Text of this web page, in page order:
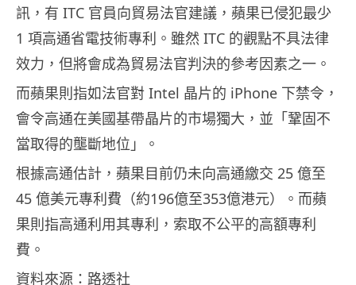
訊，有 ITC 官員向貿易法官建議，蘋果已侵犯最少
1 項高通省電技術專利。雖然 ITC 的觀點不具法律
效力，但將會成為貿易法官判決的參考因素之一。
而蘋果則指如法官對 Intel 晶片的 iPhone 下禁令，
會令高通在美國基帶晶片的市場獨大，並「鞏固不
當取得的壟斷地位」。
根據高通估計，蘋果目前仍未向高通繳交 25 億至
45 億美元專利費（約196億至353億港元）。而蘋
果則指高通利用其專利，索取不公平的高額專利
費。
資料來源：路透社